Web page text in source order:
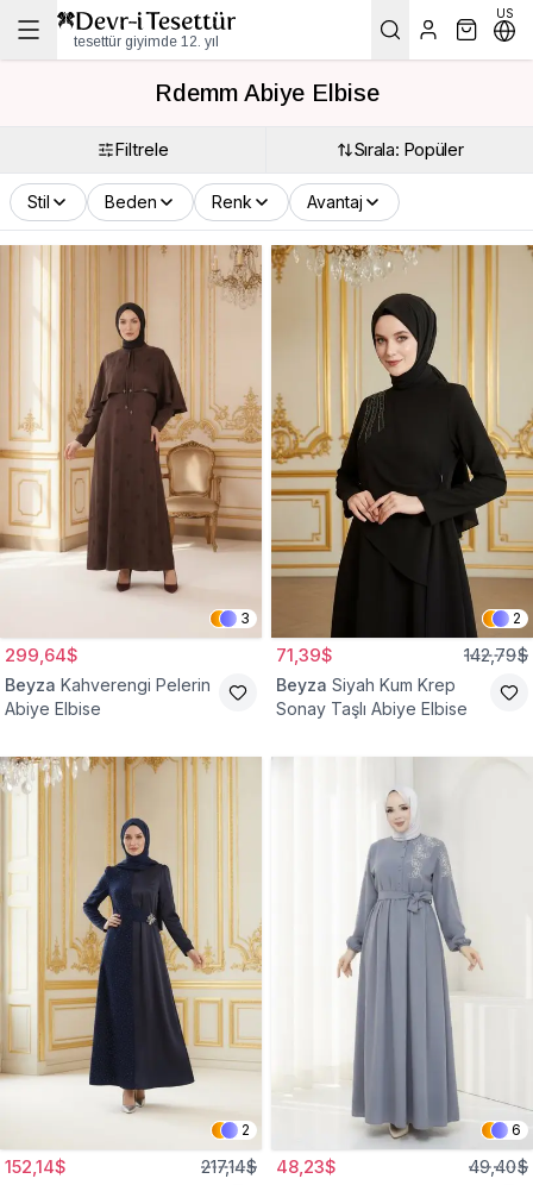
tesettür giyimde 12. yıl
US
Rdemm Abiye Elbise
Filtrele Sırala: Popüler
Stil Beden Renk Avantaj
3
299,64$
Beyza Kahverengi Pelerin
Abiye Elbise
2
71,39$ 142,79$
Beyza Siyah Kum Krep
Sonay Taşlı Abiye Elbise
2
152,14$ 217,14$
6
48,23$ 49,40$